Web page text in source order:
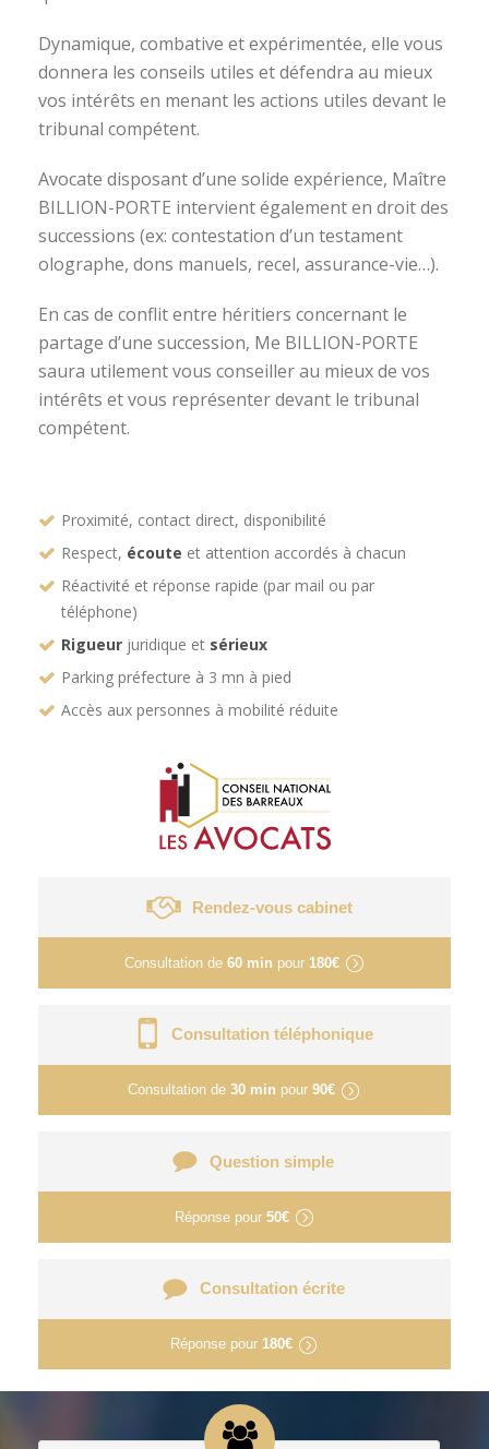
Dynamique, combative et expérimentée, elle vous
donnera les conseils utiles et défendra au mieux
vos intérêts en menant les actions utiles devant le
tribunal compétent.
Avocate disposant d’une solide expérience, Maître
BILLION-PORTE intervient également en droit des
successions (ex: contestation d’un testament
olographe, dons manuels, recel, assurance-vie…).
En cas de conflit entre héritiers concernant le
partage d’une succession, Me BILLION-PORTE
saura utilement vous conseiller au mieux de vos
intérêts et vous représenter devant le tribunal
compétent.
Proximité, contact direct, disponibilité
Respect, écoute et attention accordés à chacun
Réactivité et réponse rapide (par mail ou par
téléphone)
Rigueur juridique et sérieux
Parking préfecture à 3 mn à pied
Accès aux personnes à mobilité réduite
Rendez-vous cabinet
Consultation de 60 min pour 180€
Consultation téléphonique
Consultation de 30 min pour 90€
Question simple
Réponse pour 50€
Consultation écrite
Réponse pour 180€